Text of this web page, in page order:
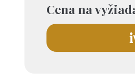
Cena na